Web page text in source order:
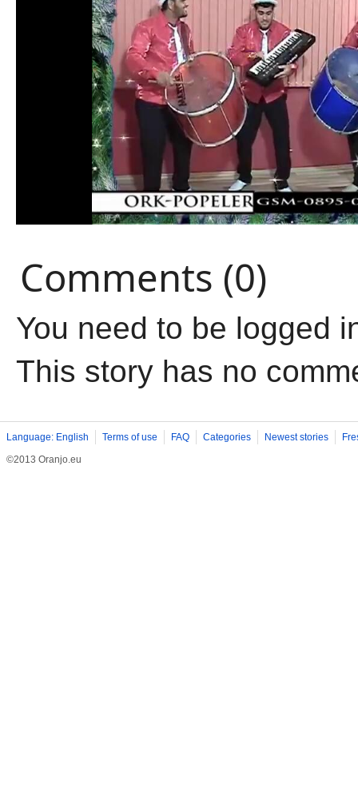
Comments (0)
You need to be logged
This story has no
Language: English Terms of use FAQ Categories Newest stories
©2013 Oranjo.eu